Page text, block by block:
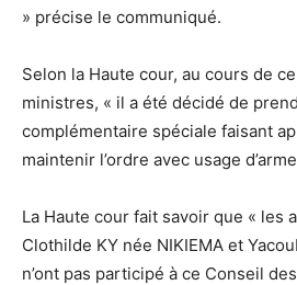
» précise le communiqué.
Selon la Haute cour, au cours de
ministres, « il a été décidé de
complémentaire spéciale faisant
maintenir l’ordre avec usage
La Haute cour fait savoir que « les
Clothilde KY née NIKIEMA et
n’ont pas participé à ce Conseil